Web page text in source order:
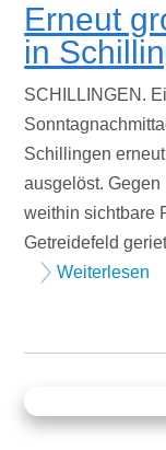
Erneut
in
SCHILLINGEN.
Schillingen
ausgelöst. Gegen
weithin sichtbare
Getreidefeld
Weiterlesen